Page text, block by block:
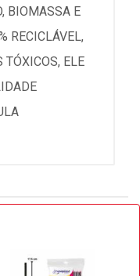
BIOMASSA E
RECICLÁVEL,
TÓXICOS, ELE